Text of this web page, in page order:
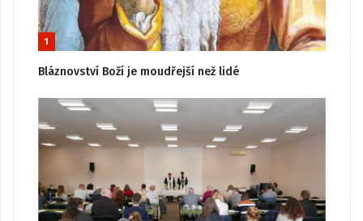
1
Bláznovství Boží je moudřejší než lidé